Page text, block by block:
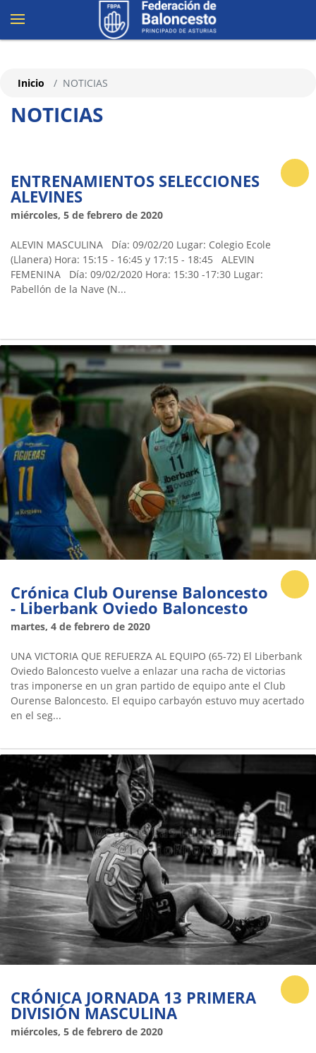
NOTICIAS
Inicio NOTICIAS
ENTRENAMIENTOS SELECCIONES
ALEVINES
miércoles, 5 de febrero de 2020
ALEVIN MASCULINA Día: 09/02/20 Lugar: Colegio Ecole
(Llanera) Hora: 15:15 - 16:45 y 17:15 - 18:45 ALEVIN
FEMENINA Día: 09/02/2020 Hora: 15:30 -17:30 Lugar:
Pabellón de la Nave (N...
Crónica Club Ourense Baloncesto
- Liberbank Oviedo Baloncesto
martes, 4 de febrero de 2020
UNA VICTORIA QUE REFUERZA AL EQUIPO (65-72) El Liberbank
Oviedo Baloncesto vuelve a enlazar una racha de victorias
tras imponerse en un gran partido de equipo ante el Club
Ourense Baloncesto. El equipo carbayón estuvo muy acertado
en el seg...
CRÓNICA JORNADA 13 PRIMERA
DIVISIÓN MASCULINA
miércoles, 5 de febrero de 2020